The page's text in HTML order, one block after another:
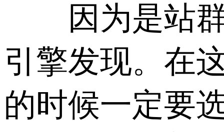
因为是站群
引擎发现。在
的时候一定要